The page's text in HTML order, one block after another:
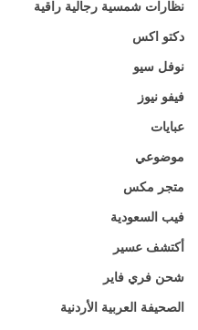
نظارات شمسية رجالية راقية
دكتو اكس
نوفل سيو
فيفو نيوز
عبايات
موضوعي
متجر مكس
فيب السعودية
أكتشف عسير
شحن فري فاير
الصحيفة العربية الأردنية